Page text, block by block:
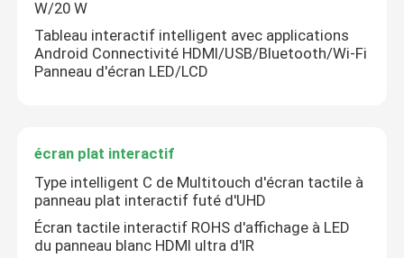
W/20 W
Tableau interactif intelligent avec applications
Android Connectivité HDMI/USB/Bluetooth/Wi-Fi
Panneau d'écran LED/LCD
écran plat interactif
Type intelligent C de Multitouch d'écran tactile à
panneau plat interactif futé d'UHD
Écran tactile interactif ROHS d'affichage à LED
du panneau blanc HDMI ultra d'IR